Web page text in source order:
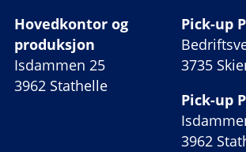
Hovedkontor og
produksjon
Isdammen 25
3962 Stathelle
Pick-up
3735
Pick-up
3962